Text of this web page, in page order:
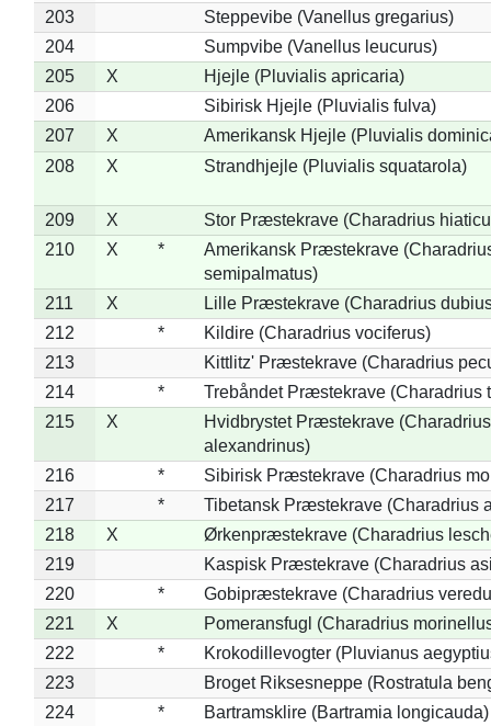
203
Steppevibe (Vanellus gregarius)
204
Sumpvibe (Vanellus leucurus)
205
X
Hjejle (Pluvialis apricaria)
206
Sibirisk Hjejle (Pluvialis fulva)
207
X
Amerikansk Hjejle (Pluvialis
208
X Strandhjejle (Pluvialis squatarola)
209 X
Stor Præstekrave (Charadrius
210
X *
Amerikansk Præstekrave
semipalmatus)
211
X
Lille Præstekrave (Charadrius
212
*
Kildire (Charadrius vociferus)
213
Kittlitz' Præstekrave (Charadrius
214
*
Trebåndet Præstekrave (Charadrius
215
X
Hvidbrystet Præstekrave (Charadrius
alexandrinus)
216
*
Sibirisk Præstekrave (Charadrius
217
*
Tibetansk Præstekrave (Charadrius
218
X
Ørkenpræstekrave (Charadrius
219
Kaspisk Præstekrave (Charadrius
220
*
Gobipræstekrave (Charadrius
221
X
Pomeransfugl (Charadrius
222
*
Krokodillevogter (Pluvianus
223
Broget Riksesneppe (Rostratula
224
* Bartramsklire (Bartramia longicauda)